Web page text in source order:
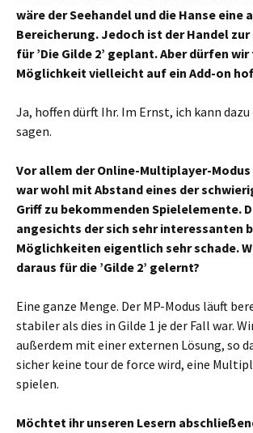
wäre der Seehandel und die Hanse eine
Bereicherung. Jedoch ist der Handel
für ’Die Gilde 2’ geplant. Aber dürfen
Möglichkeit vielleicht auf ein Add-on
Ja, hoffen dürft Ihr. Im Ernst, ich kann
sagen.
Vor allem der Online-Multiplayer-
war wohl mit Abstand eines der
Griff zu bekommenden Spielelemente.
angesichts der sich sehr interessanten
Möglichkeiten eigentlich sehr schade.
daraus für die ’Gilde 2’ gelernt?
Eine ganze Menge. Der MP-Modus läuft
stabiler als dies in Gilde 1 je der Fall war.
außerdem mit einer externen Lösung, so
sicher keine tour de force wird, eine
spielen.
Möchtet ihr unseren Lesern